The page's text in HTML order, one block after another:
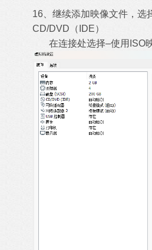
16、继续添加映像文件，选
CD/DVD（IDE）
在连接处选择–使用ISO